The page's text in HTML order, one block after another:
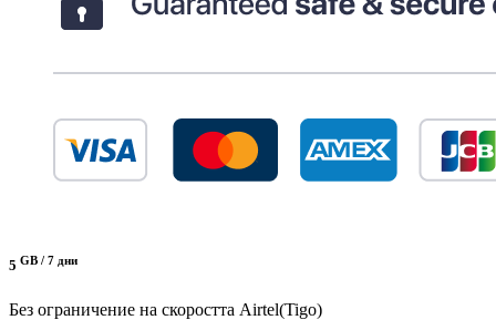
5 GB / 7 дни
Без ограничение на скоростта Airtel(Tigo)